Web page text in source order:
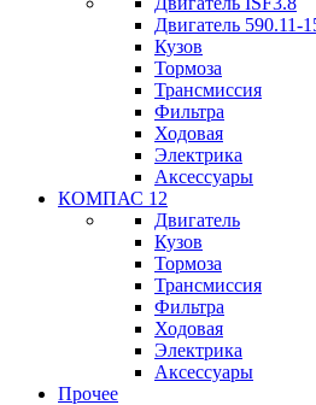
Двигатель 590.11-
Кузов
Тормоза
Трансмиссия
Фильтра
Ходовая
Электрика
Аксессуары
КОМПАС 12
Двигатель
Кузов
Тормоза
Трансмиссия
Фильтра
Ходовая
Электрика
Аксессуары
Прочее